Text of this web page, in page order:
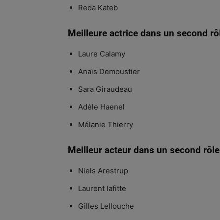
Reda Kateb
Meilleure actrice dans un second
Laure Calamy
Anaïs Demoustier
Sara Giraudeau
Adèle Haenel
Mélanie Thierry
Meilleur acteur dans un second rôle
Niels Arestrup
Laurent lafitte
Gilles Lellouche